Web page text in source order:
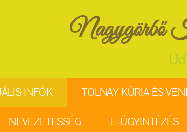
Nagygörbő
INFÓK TOLNAY KÚRIA ÉS
NEVEZETESSÉG E-ÜGYINTÉZÉS